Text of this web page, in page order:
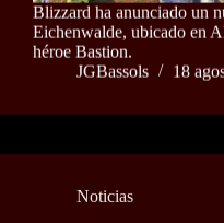
Blizzard ha anunciado un
Eichenwalde, ubicado en
héroe Bastion.
JGBassols
18
Noticias